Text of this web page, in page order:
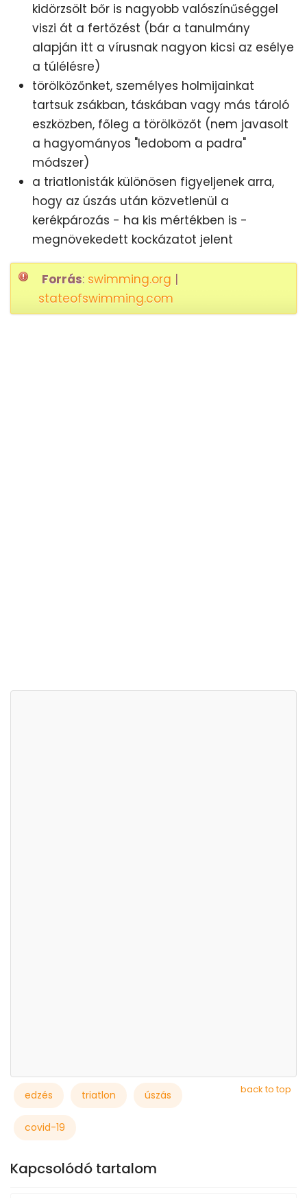
kidörzsölt bőr is nagyobb valószínűséggel
viszi át a fertőzést (bár a tanulmány
alapján itt a vírusnak nagyon kicsi az esélye
a túlélésre)
törölközőnket, személyes holmijainkat
tartsuk zsákban, táskában vagy más tároló
eszközben, főleg a törölközőt (nem javasolt
a hagyományos "ledobom a padra"
módszer)
a triatlonisták különösen figyeljenek arra,
hogy az úszás után közvetlenül a
kerékpározás - ha kis mértékben is -
megnövekedett kockázatot jelent
Forrás: swimming.org |
stateofswimming.com
back to top
edzés triatlon úszás
covid-19
Kapcsolódó tartalom